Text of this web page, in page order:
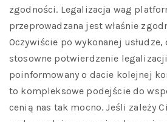
zgodności. Legalizacja wag
przeprowadzana jest właśnie
Oczywiście po wykonanej
stosowne potwierdzenie
poinformowany o dacie kolejnej
to kompleksowe podejście do
cenią nas tak mocno. Jeśli zależy